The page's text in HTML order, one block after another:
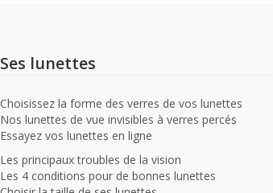
Ses lunettes
Choisissez la forme des verres de vos lunettes
Nos lunettes de vue invisibles à verres percés
Essayez vos lunettes en ligne
Les principaux troubles de la vision
Les 4 conditions pour de bonnes lunettes